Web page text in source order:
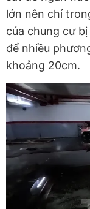
lớn nên chỉ
của chung cư
để nhiều
khoảng 20cm.